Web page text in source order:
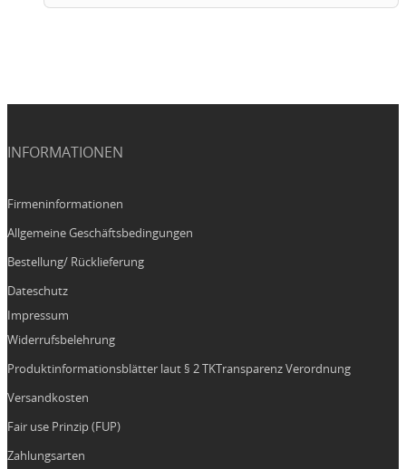
INFORMATIONEN
Firmeninformationen
Allgemeine Geschäftsbedingungen
Bestellung/ Rücklieferung
Dateschutz
Impressum
Widerrufsbelehrung
Produktinformationsblätter laut § 2 TKTransparenz Verordnung
Versandkosten
Fair use Prinzip (FUP)
Zahlungsarten